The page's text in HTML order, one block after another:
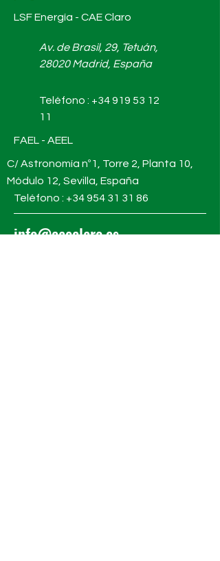
LSF Energía - CAE Claro
Av. de Brasil, 29, Tetuán,
28020 Madrid, España
Teléfono : +34 919 53 12
11
FAEL - AEEL
C/ Astronomía nº1, Torre 2, Planta 10,
Módulo 12, Sevilla, España
Teléfono : +34954 31 31 86
info@caeclaro.es